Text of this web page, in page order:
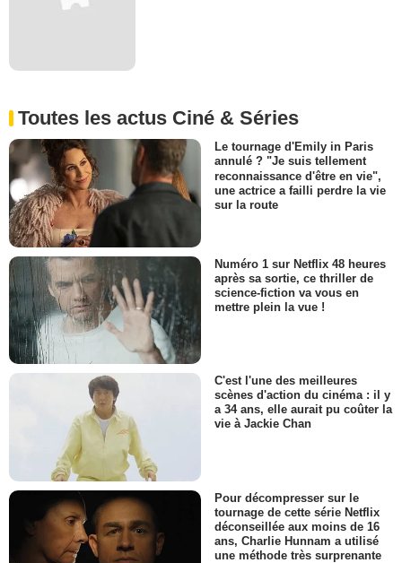
Toutes les actus Ciné & Séries
Le tournage d'Emily in Paris
annulé ? "Je suis tellement
reconnaissance d'être en vie",
une actrice a failli perdre la vie
sur la route
Numéro 1 sur Netflix 48 heures
après sa sortie, ce thriller de
science-fiction va vous en
mettre plein la vue !
C'est l'une des meilleures
scènes d'action du cinéma : il y
a 34 ans, elle aurait pu coûter la
vie à Jackie Chan
Pour décompresser sur le
tournage de cette série Netflix
déconseillée aux moins de 16
ans, Charlie Hunnam a utilisé
une méthode très surprenante